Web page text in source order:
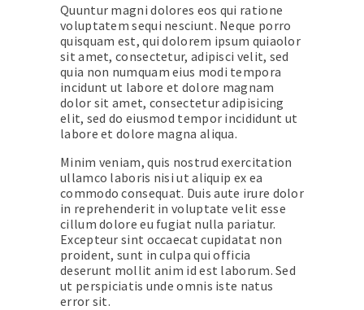
Quuntur magni dolores eos qui ratione
voluptatem sequi nesciunt. Neque porro
quisquam est, qui dolorem ipsum quiaolor
sit amet, consectetur, adipisci velit, sed
quia non numquam eius modi tempora
incidunt ut labore et dolore magnam
dolor sit amet, consectetur adipisicing
elit, sed do eiusmod tempor incididunt ut
labore et dolore magna aliqua.
Minim veniam, quis nostrud exercitation
ullamco laboris nisi ut aliquip ex ea
commodo consequat. Duis aute irure dolor
in reprehenderit in voluptate velit esse
cillum dolore eu fugiat nulla pariatur.
Excepteur sint occaecat cupidatat non
proident, sunt in culpa qui officia
deserunt mollit anim id est laborum. Sed
ut perspiciatis unde omnis iste natus
error sit.